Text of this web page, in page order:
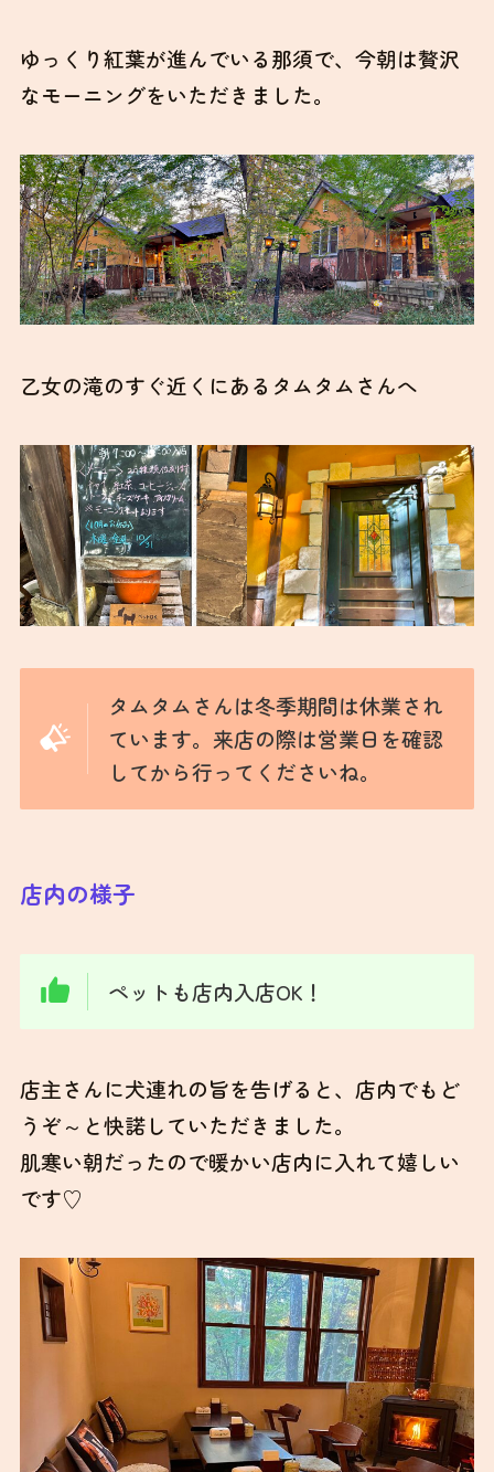
ゆっくり紅葉が進んでいる那須で、今朝は贅沢
なモーニングをいただきました。
乙女の滝のすぐ近くにあるタムタムさんへ
タムタムさんは冬季期間は休業され
ています。来店の際は営業日を確認
してから行ってくださいね。
店内の様子
ペットも店内入店OK！
店主さんに犬連れの旨を告げると、店内でもど
うぞ～と快諾していただきました。
肌寒い朝だったので暖かい店内に入れて嬉しい
です♡